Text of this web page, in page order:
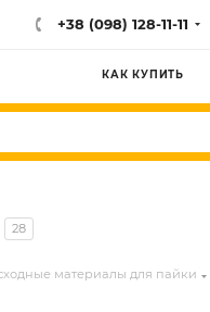
+38 (098) 128-11-11
КАК КУПИТЬ
28
материалы для пайки